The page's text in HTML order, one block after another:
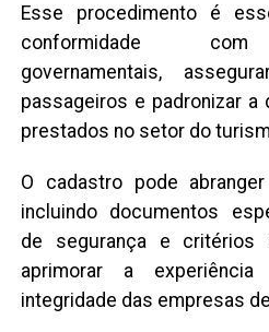
Esse procedimento é
conformidade com
governamentais,
passageiros e padronizar
prestados no setor do
O cadastro pode
incluindo documentos
de segurança e critérios
aprimorar a
integridade das empresas